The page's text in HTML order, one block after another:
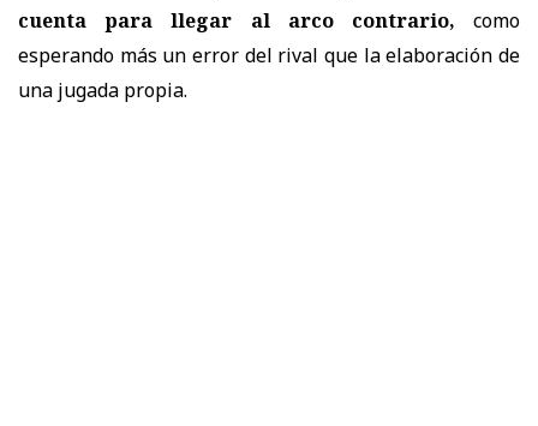
cuenta para llegar al arco contrario, como
esperando más un error del rival que la elaboración de
una jugada propia.